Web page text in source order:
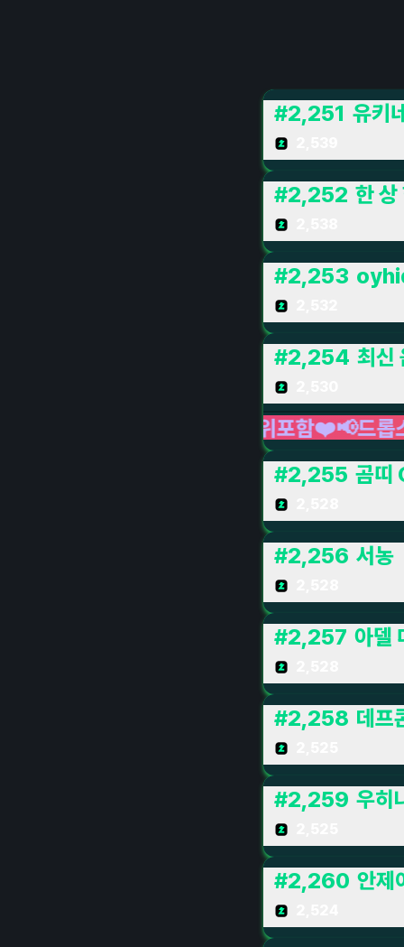
#2,251 유키
#2,252 한 상
#2,253
#2,254 최신
1-50위포함❤️📢드롭스종료🎵BEST음악
#2,255 곰띠
#2,256 서농
#2,257 아델
#2,258 데프
#2,259 우히
#2,260 안제